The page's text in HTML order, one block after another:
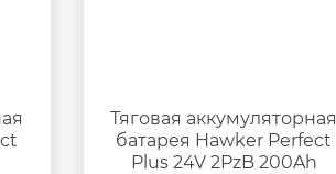
Тяговая аккумуляторная
батарея Hawker Perfect
Plus 24V 2PzB 200Ah